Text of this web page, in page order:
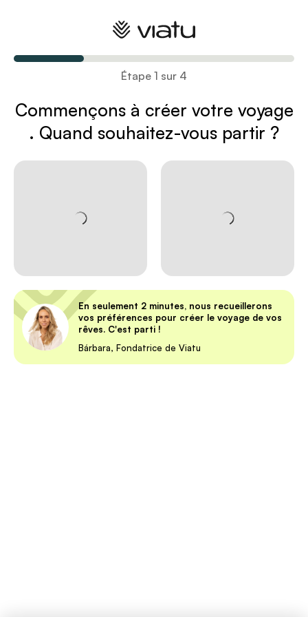
Étape 1 sur 4
Commençons à créer votre voyage
. Quand souhaitez-vous partir ?
En seulement 2 minutes, nous recueillerons
vos préférences pour créer le voyage de vos
rêves. C'est parti !
Bárbara, Fondatrice de Viatu